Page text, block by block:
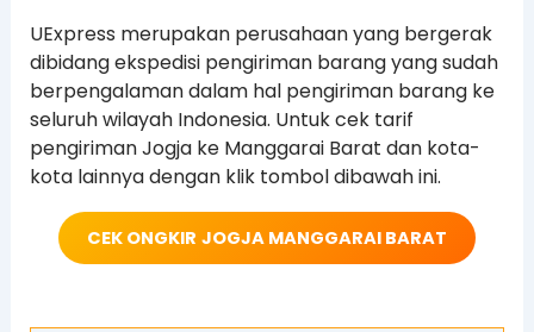
UExpress merupakan perusahaan yang bergerak
dibidang ekspedisi pengiriman barang yang sudah
berpengalaman dalam hal pengiriman barang ke
seluruh wilayah Indonesia. Untuk cek tarif
pengiriman Jogja ke Manggarai Barat dan kota-
kota lainnya dengan klik tombol dibawah ini.
CEK ONGKIR JOGJA MANGGARAI BARAT